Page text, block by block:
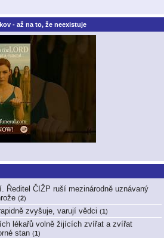
- až na to, že neexistuje
Ředitel ČIŽP ruší mezinárodně uznávaný
(2)
zvyšuje, varují vědci (1)
lékařů volně žijících zvířat a zvířat
stan (1)